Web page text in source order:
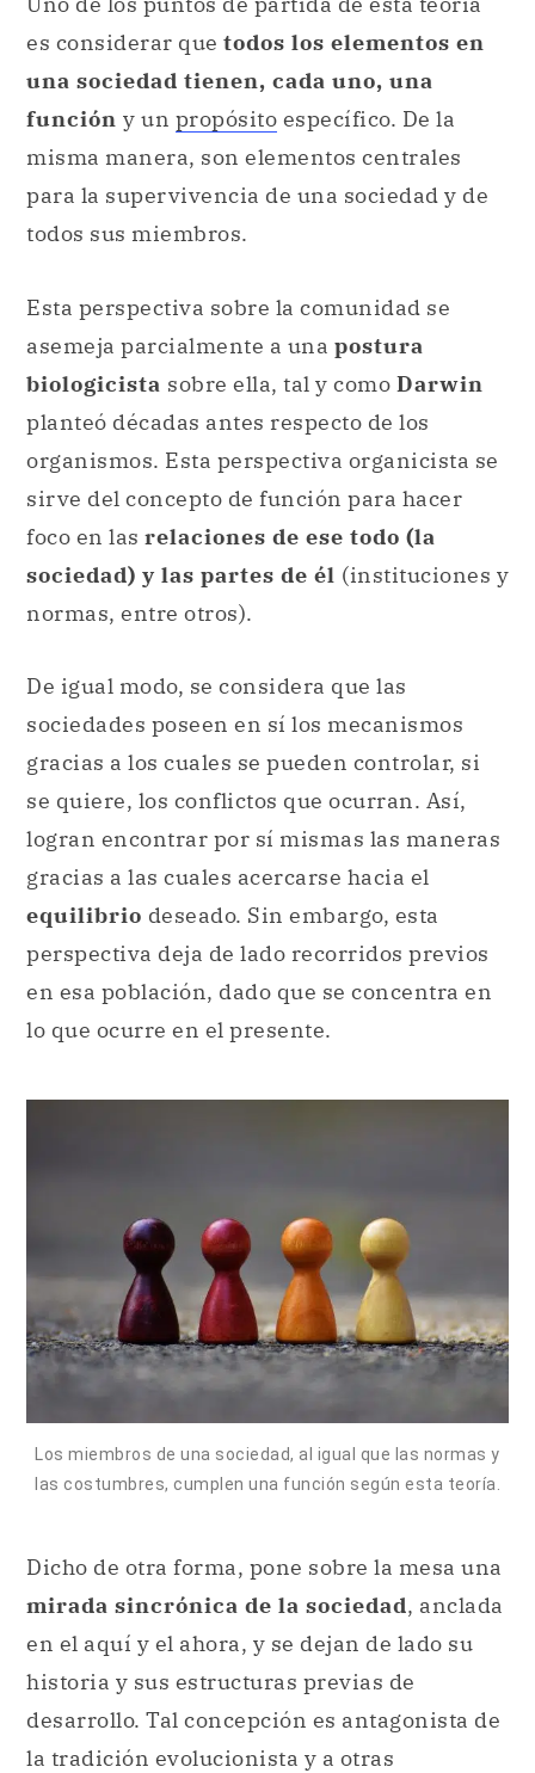
es considerar que todos los elementos en
una sociedad tienen, cada uno, una
función y un propósito específico. De la
misma manera, son elementos centrales
para la supervivencia de una sociedad y de
todos sus miembros.
Esta perspectiva sobre la comunidad se
asemeja parcialmente a una postura
biologicista sobre ella, tal y como Darwin
planteó décadas antes respecto de los
organismos. Esta perspectiva organicista se
sirve del concepto de función para hacer
foco en las relaciones de ese todo (la
sociedad) y las partes de él (instituciones y
normas, entre otros).
De igual modo, se considera que las
sociedades poseen en sí los mecanismos
gracias a los cuales se pueden controlar, si
se quiere, los conflictos que ocurran. Así,
logran encontrar por sí mismas las maneras
gracias a las cuales acercarse hacia el
equilibrio deseado. Sin embargo, esta
perspectiva deja de lado recorridos previos
en esa población, dado que se concentra en
lo que ocurre en el presente.
Los miembros de una sociedad, al igual que las normas y
las costumbres, cumplen una función según esta teoría.
Dicho de otra forma, pone sobre la mesa una
mirada sincrónica de la sociedad, anclada
en el aquí y el ahora, y se dejan de lado su
historia y sus estructuras previas de
desarrollo. Tal concepción es antagonista de
la tradición evolucionista y a otras